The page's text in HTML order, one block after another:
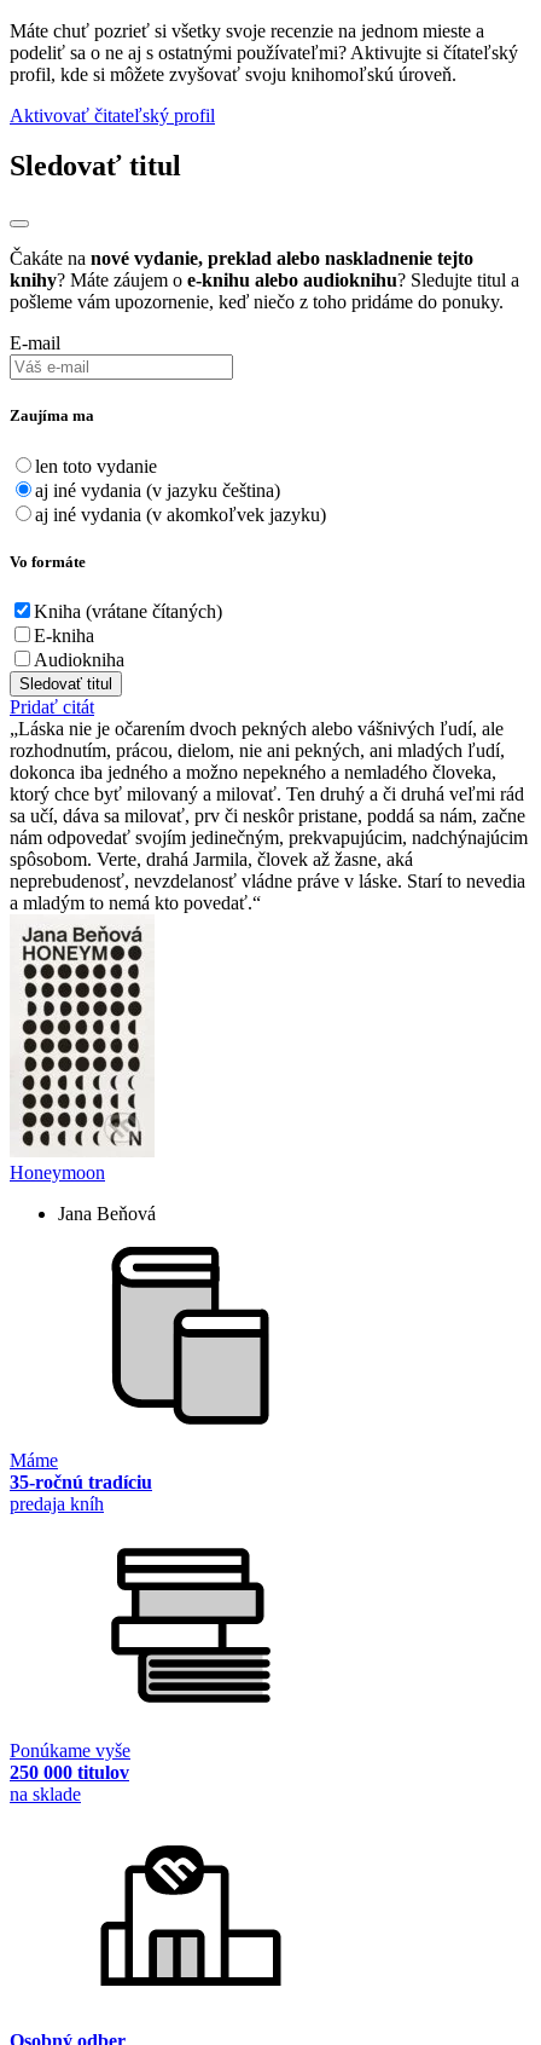
Máte chuť pozrieť si všetky svoje recenzie na jednom mieste a
podeliť sa o ne aj s ostatnými používateľmi? Aktivujte si čítateľský
profil, kde si môžete zvyšovať svoju knihomoľskú úroveň.
Aktivovať čitateľský profil
Sledovať titul
Čakáte na nové vydanie, preklad alebo naskladnenie tejto
knihy? Máte záujem o e-knihu alebo audioknihu? Sledujte titul a
pošleme vám upozornenie, keď niečo z toho pridáme do ponuky.
E-mail
Zaujíma ma
len toto vydanie
aj iné vydania (v jazyku čeština)
aj iné vydania (v akomkoľvek jazyku)
Vo formáte
Kniha (vrátane čítaných)
E-kniha
Audiokniha
Sledovať titul
Pridať citát
Láska nie je očarením dvoch pekných alebo vášnivých ľudí, ale
rozhodnutím, prácou, dielom, nie ani pekných, ani mladých ľudí,
dokonca iba jedného a možno nepekného a nemladého človeka,
ktorý chce byť milovaný a milovať. Ten druhý a či druhá veľmi rád
sa učí, dáva sa milovať, prv či neskôr pristane, poddá sa nám, začne
nám odpovedať svojím jedinečným, prekvapujúcim, nadchýnajúcim
spôsobom. Verte, drahá Jarmila, človek až žasne, aká
neprebudenosť, nevzdelanosť vládne práve v láske. Starí to nevedia
a mladým to nemá kto povedať.
Honeymoon
Jana Beňová
Máme
35-ročnú tradíciu
predaja kníh
Ponúkame vyše
250 000 titulov
na sklade
Osobný odber